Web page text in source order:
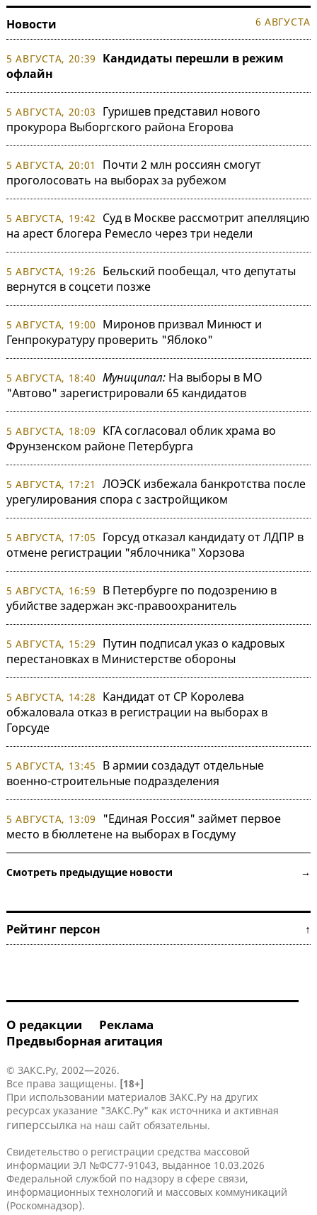
Новости 6 АВГУСТА
5 АВГУСТА, 20:39
Кандидаты перешли в режим
офлайн
5 АВГУСТА, 20:03
Гуришев представил нового
прокурора Выборгского района Егорова
5 АВГУСТА, 20:01
Почти 2 млн россиян смогут
проголосовать на выборах за рубежом
5 АВГУСТА, 19:42
Суд в Москве рассмотрит апелляцию
на арест блогера Ремесло через три недели
5 АВГУСТА, 19:26
Бельский пообещал, что депутаты
вернутся в соцсети позже
5 АВГУСТА, 19:00
Миронов призвал Минюст и
Генпрокуратуру проверить "Яблоко"
5 АВГУСТА, 18:40 Муниципал: На выборы в МО
"Автово" зарегистрировали 65 кандидатов
5 АВГУСТА, 18:09
КГА согласовал облик храма во
Фрунзенском районе Петербурга
5 АВГУСТА, 17:21
ЛОЭСК избежала банкротства после
урегулирования спора с застройщиком
5 АВГУСТА, 17:05
Горсуд отказал кандидату от ЛДПР в
отмене регистрации "яблочника" Хорзова
5 АВГУСТА, 16:59
В Петербурге по подозрению в
убийстве задержан экс-правоохранитель
5 АВГУСТА, 15:29
Путин подписал указ о кадровых
перестановках в Министерстве обороны
5 АВГУСТА, 14:28
Кандидат от СР Королева
обжаловала отказ в регистрации на выборах в
Горсуде
5 АВГУСТА, 13:45
В армии создадут отдельные
военно-строительные подразделения
5 АВГУСТА, 13:09
"Единая Россия" займет первое
место в бюллетене на выборах в Госдуму
Смотреть предыдущие новости →
Рейтинг персон ↑
О редакции
Реклама
Предвыборная агитация
© ЗАКС.Ру, 2002—2026.
Все права защищены. [18+]
При использовании материалов ЗАКС.Ру на других
ресурсах указание "ЗАКС.Ру" как источника и активная
гиперссылка на наш сайт обязательны.
Свидетельство о регистрации средства массовой
информации ЭЛ №ФС77-91043, выданное 10.03.2026
Федеральной службой по надзору в сфере связи,
информационных технологий и массовых коммуникаций
(Роскомнадзор).